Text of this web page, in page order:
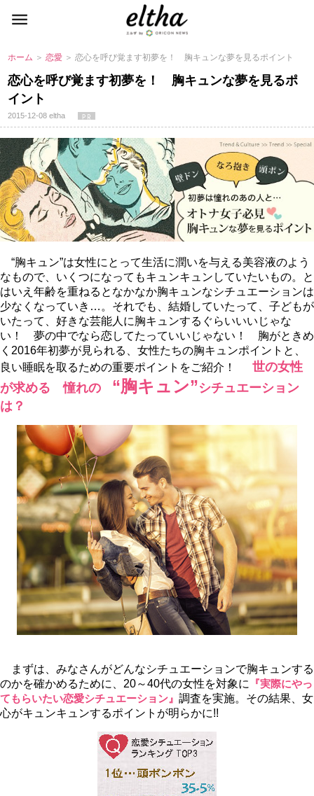
ホーム ＞恋愛 ＞ 恋心を呼び覚ます初夢を！ 胸キュンな夢を見るポイント
恋心を呼び覚ます初夢を！ 胸キュンな夢を見るポ
イント
2015-12-08eltha
“胸キュン”は女性にとって生活に潤いを与える美容液のよう
なもので、いくつになってもキュンキュンしていたいもの。と
はいえ年齢を重ねるとなかなか胸キュンなシチュエーションは
少なくなっていき…。それでも、結婚していたって、子どもが
いたって、好きな芸能人に胸キュンするぐらいいいじゃな
い！ 夢の中でなら恋してたっていいじゃない！ 胸がときめ
く2016年初夢が見られる、女性たちの胸キュンポイントと、
良い睡眠を取るための重要ポイントをご紹介！ 世の女性
が求める 憧れの
“胸キュン”シチュエーション
は？
まずは、みなさんがどんなシチュエーションで胸キュンする
のかを確かめるために、20～40代の女性を対象に
『実際にやっ
てもらいたい恋愛シチュエーション』 調査を実施。その結果、女
心がキュンキュンするポイントが明らかに!!